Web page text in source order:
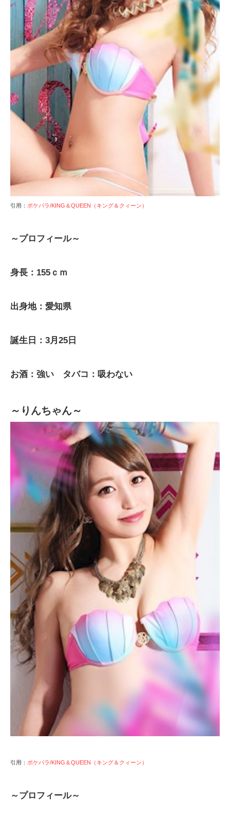
引用： ポケパラ/KING＆QUEEN（キング＆クィーン）
～プロフィール～
身長：155ｃｍ
出身地：愛知県
誕生日：3月25日
お酒：強い タバコ：吸わない
～りんちゃん～
引用： ポケパラ/KING＆QUEEN（キング＆クィーン）
～プロフィール～